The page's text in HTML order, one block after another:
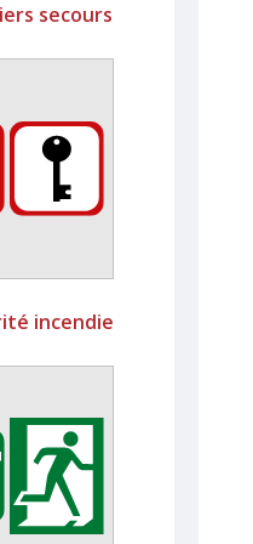
secours
incendie